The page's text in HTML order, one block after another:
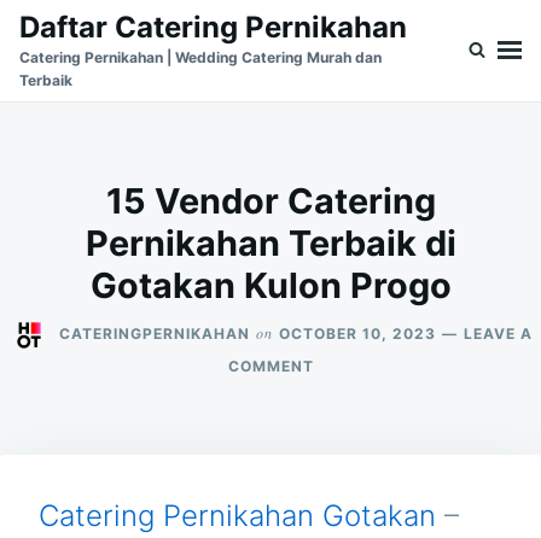
Skip
content
Search
for:
Daftar Catering Pernikahan
Catering Pernikahan | Wedding Catering Murah dan
Terbaik
15 Vendor Catering
Pernikahan Terbaik di
Gotakan Kulon Progo
CATERINGPERNIKAHAN on OCTOBER 10, 2023
LEAVE A
COMMENTON
DI
GOTAKAN
Catering Pernikahan Gotakan –